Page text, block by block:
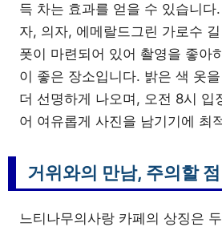
득 차는 효과를 얻을 수 있습니다
자, 의자, 에메랄드그린 가로수
폿이 마련되어 있어 촬영을 좋아
이 좋은 장소입니다. 밝은 색 옷
더 선명하게 나오며, 오전 8시 입
어 여유롭게 사진을 남기기에 최
거위와의 만남, 주의할 점
느티나무의사랑 카페의 상징은